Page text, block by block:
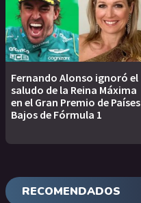
Fernando Alonso ignoró el
saludo de la Reina Máxima
en el Gran Premio de Países
Bajos de Fórmula 1
RECOMENDADOS